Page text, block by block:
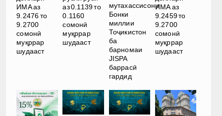
ИМА аз
9.2476 то
9.2700
сомонӣ
муқррар
шудааст
аз 0.1139 то
0.1160
сомонӣ
муқррар
шудааст
мутахассисони
Бонки
миллии
Тоҷикистон
ба
барномаи
JISPA
баррасӣ
гардид
ИМА аз
9.2459 то
9.2700
сомонӣ
муқррар
шудааст